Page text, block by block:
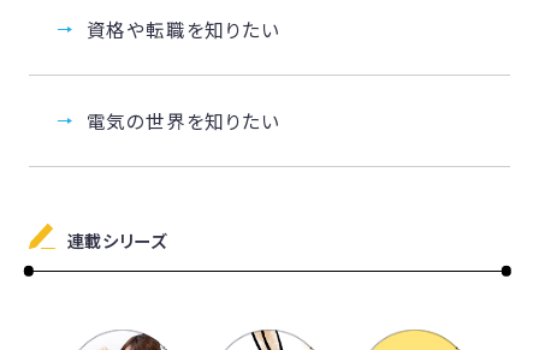
資格や転職を知りたい
電気の世界を知りたい
連載シリーズ